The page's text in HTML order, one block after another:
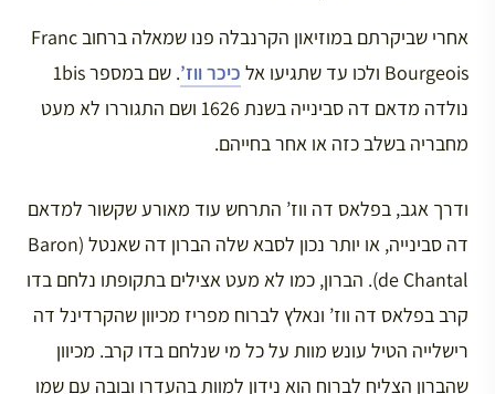
אחרי שביקרתם במוזיאון הקרנבלה פנו שמאלה ברחוב Franc
Bourgeois ולכו עד שתגיעו אל
כיכר ווז’
. שם במספר 1bis
נולדה מדאם דה סבינייה בשנת 1626 ושם התגוררו לא מעט
מחבריה בשלב כזה או אחר בחייהם.
ודרך אגב, בפלאס דה ווז’ התרחש עוד מאורע שקשור למדאם
דה סבינייה, או יותר נכון לסבא שלה הברון דה שאנטל (Baron
de Chantal). הברון, כמו לא מעט אצילים בתקופתו נלחם בדו
קרב בפלאס דה ווז’ ונאלץ לברוח מפריז מכיוון שהקרדינל דה
רישלייה הטיל עונש מוות על כל מי שנלחם בדו קרב. מכיוון
שהברון הצליח לברוח הוא נידון למוות בהעדרו ובובה עם שמו